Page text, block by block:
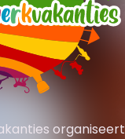
organiseert